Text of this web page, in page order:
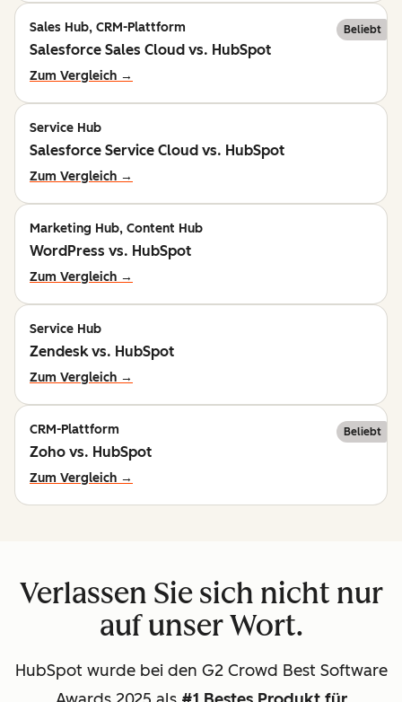
Sales Hub, CRM-Plattform Beliebt
Salesforce Sales Cloud vs. HubSpot
Zum Vergleich →
Service Hub
Salesforce Service Cloud vs. HubSpot
Zum Vergleich →
Marketing Hub, Content Hub
WordPress vs. HubSpot
Zum Vergleich →
Service Hub
Zendesk vs. HubSpot
Zum Vergleich →
CRM-Plattform Beliebt
Zoho vs. HubSpot
Zum Vergleich →
Verlassen Sie sich nicht nur
auf unser Wort.
HubSpot wurde bei den G2 Crowd Best Software